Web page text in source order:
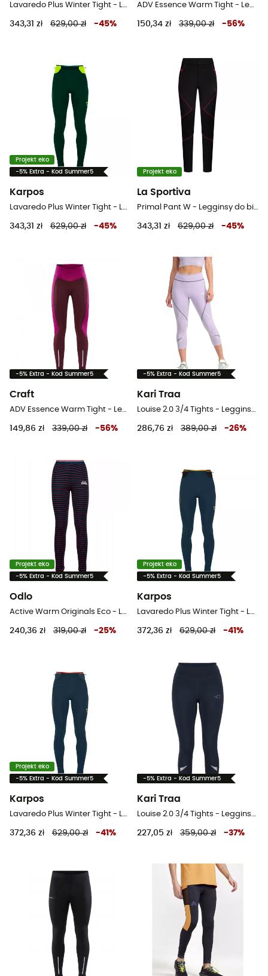
Lavaredo Plus Winter Tight - Legginsy do biegania damskie
343,31 zł 629,00 zł -45%
ADV Essence Warm Tight - Legginsy do biegania damskie
150,34 zł 339,00 zł -56%
Projekt eko
-5% Extra - Kod Summer5
Karpos
Lavaredo Plus Winter Tight - Legginsy do biegania damskie
343,31 zł 629,00 zł -45%
Projekt eko
La Sportiva
Primal Pant W - Legginsy do biegania damskie
343,31 zł 629,00 zł -45%
-5% Extra - Kod Summer5
Craft
149,86 zł 339,00 zł -56%
-5% Extra - Kod Summer5
Kari Traa
286,76 zł 389,00 zł -26%
Projekt eko
-5% Extra - Kod Summer5
Odlo
240,36 zł 319,00 zł -25%
Projekt eko
-5% Extra - Kod Summer5
Karpos
372,36 zł 629,00 zł -41 %
Projekt eko
-5% Extra - Kod Summer5
Karpos
372,36 zł 629,00 zł -41 %
-5% Extra - Kod Summer5
Kari Traa
227,05 zł 359,00 zł -37%